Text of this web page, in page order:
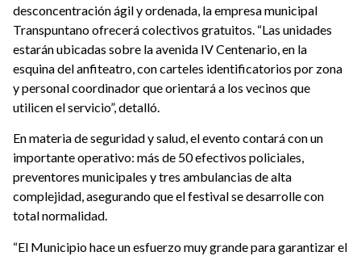
desconcentración ágil y ordenada, la empresa municipal
Transpuntano ofrecerá colectivos gratuitos. “Las unidades
estarán ubicadas sobre la avenida IV Centenario, en la
esquina del anfiteatro, con carteles identificatorios por zona
y personal coordinador que orientará a los vecinos que
utilicen el servicio”, detalló.
En materia de seguridad y salud, el evento contará con un
importante operativo: más de 50 efectivos policiales,
preventores municipales y tres ambulancias de alta
complejidad, asegurando que el festival se desarrolle con
total normalidad.
“El Municipio hace un esfuerzo muy grande para garantizar el